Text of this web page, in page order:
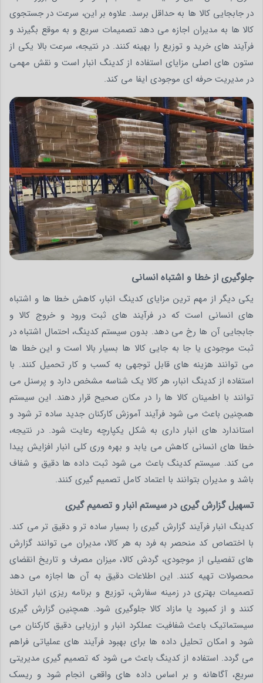
در جابجایی کالا ها به حداقل برسد. علاوه بر این، سرعت در جستجوی
کالا ها به مدیران اجازه می دهد تصمیمات سریع و به موقع بگیرند و
فرآیند های خرید و توزیع را بهینه کنند. در نتیجه، سرعت بالا یکی از
ستون های اصلی مزایای استفاده از کدینگ انبار است و نقش مهمی
در مدیریت حرفه ای موجودی ایفا می کند.
جلوگیری از خطا و اشتباه انسانی
یکی دیگر از مهم ترین مزایای کدینگ انبار، کاهش خطا ها و اشتباه
های انسانی است که در فرآیند های ثبت ورود و خروج کالا و
جابجایی آن ها رخ می دهد. بدون سیستم کدینگ، احتمال اشتباه در
ثبت موجودی یا جا به جایی کالا ها بسیار بالا است و این خطا ها
می توانند هزینه های قابل توجهی به کسب و کار تحمیل کنند. با
استفاده از کدینگ انبار، هر کالا یک شناسه مشخص دارد و پرسنل می
توانند با اطمینان کالا ها را در مکان صحیح قرار دهند. این سیستم
همچنین باعث می شود فرآیند آموزش کارکنان جدید ساده تر شود و
استاندارد های انبار داری به شکل یکپارچه رعایت شود. در نتیجه،
خطا های انسانی کاهش می یابد و بهره وری کلی انبار افزایش پیدا
می کند. سیستم کدینگ باعث می شود ثبت داده ها دقیق و شفاف
باشد و مدیران بتوانند با اعتماد کامل تصمیم گیری کنند.
تسهیل گزارش گیری در سیستم انبار و تصمیم گیری
کدینگ انبار فرآیند گزارش گیری را بسیار ساده تر و دقیق تر می کند.
با اختصاص کد منحصر به فرد به هر کالا، مدیران می توانند گزارش
های تفصیلی از موجودی، گردش کالا، میزان مصرف و تاریخ انقضای
محصولات تهیه کنند. این اطلاعات دقیق به آن ها اجازه می دهد
تصمیمات بهتری در زمینه سفارش، توزیع و برنامه ریزی انبار اتخاذ
کنند و از کمبود یا مازاد کالا جلوگیری شود. همچنین گزارش گیری
سیستماتیک باعث شفافیت عملکرد انبار و ارزیابی دقیق کارکنان می
شود و امکان تحلیل داده ها برای بهبود فرآیند های عملیاتی فراهم
می گردد. استفاده از کدینگ باعث می شود که تصمیم گیری مدیریتی
سریع، آگاهانه و بر اساس داده های واقعی انجام شود و ریسک